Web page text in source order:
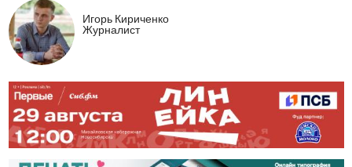
Игорь Кириченко
Журналист